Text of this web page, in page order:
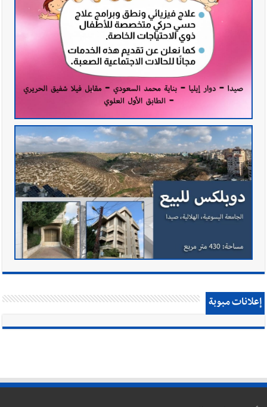
إعلانات مبوبة